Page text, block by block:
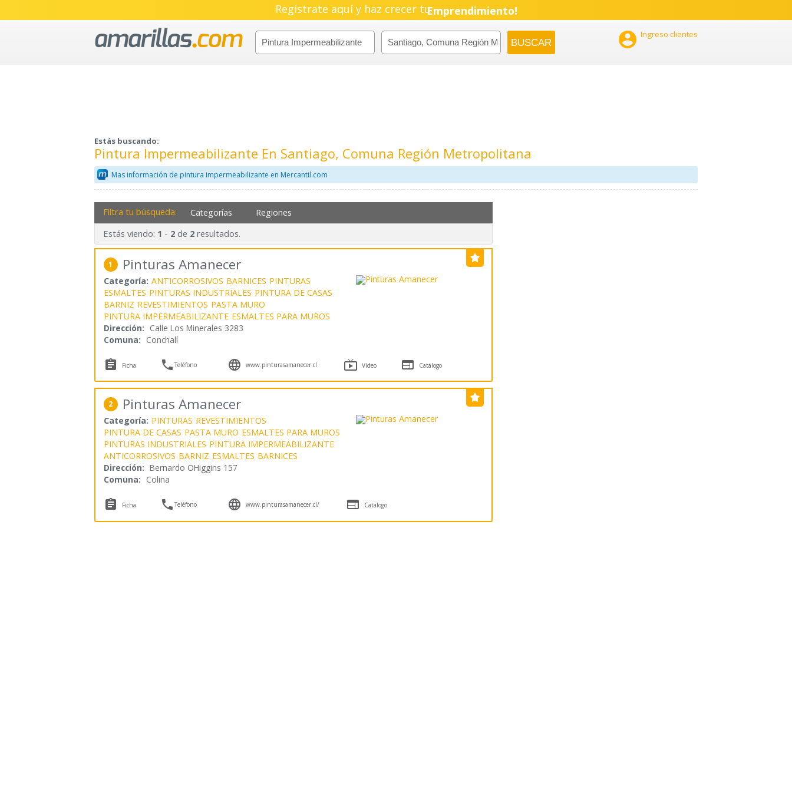
Regístrate aquí y haz crecer tuPyme!
Emprendimiento!
 Ingreso clientes
Estás buscando:
Pintura Impermeabilizante En Santiago, Comuna Región Metropolitana
Mas información de pintura impermeabilizante en Mercantil.com
Filtra tu búsqueda: Categorías Regiones
Estás viendo: 1 - 2de 2resultados.
1 Pinturas Amanecer
Categoría: ANTICORROSIVOS BARNICES PINTURAS
ESMALTES PINTURAS INDUSTRIALES PINTURA DE CASAS
BARNIZ REVESTIMIENTOS PASTA MURO
PINTURA IMPERMEABILIZANTE ESMALTES PARA MUROS
Dirección: Calle Los Minerales 3283
Comuna: Conchalí
 Ficha Teléfono  www.pinturasamanecer.cl  Vídeo  Catálogo
2 Pinturas Amanecer
Categoría: PINTURAS REVESTIMIENTOS
PINTURA DE CASAS PASTA MURO ESMALTES PARA MUROS
PINTURAS INDUSTRIALES PINTURA IMPERMEABILIZANTE
ANTICORROSIVOS BARNIZ ESMALTES BARNICES
Dirección: Bernardo OHiggins 157
Comuna: Colina
 Ficha Teléfono  www.pinturasamanecer.cl/  Catálogo